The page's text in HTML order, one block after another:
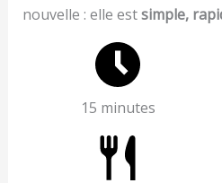
nouvelle : elle estsimple,
15 minutes